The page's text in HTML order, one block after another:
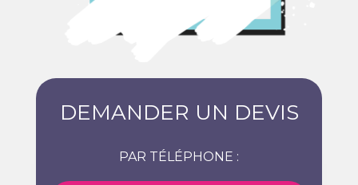
DEMANDER UN DEVIS
PAR TÉLÉPHONE :